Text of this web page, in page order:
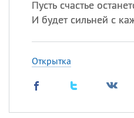
Пусть счастье
И будет сильней с
Открытка